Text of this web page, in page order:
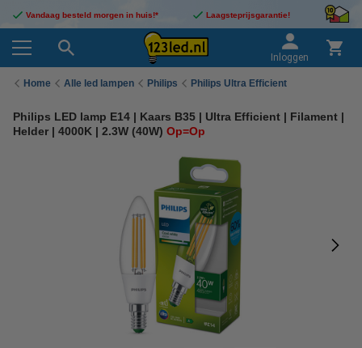
Vandaag besteld morgen in huis!* Laagsteprijsgarantie!
Inloggen
Home Alle led lampen Philips Philips Ultra Efficient
Philips LED lamp E14 | Kaars B35 | Ultra Efficient | Filament |
Helder | 4000K | 2.3W (40W) Op=Op